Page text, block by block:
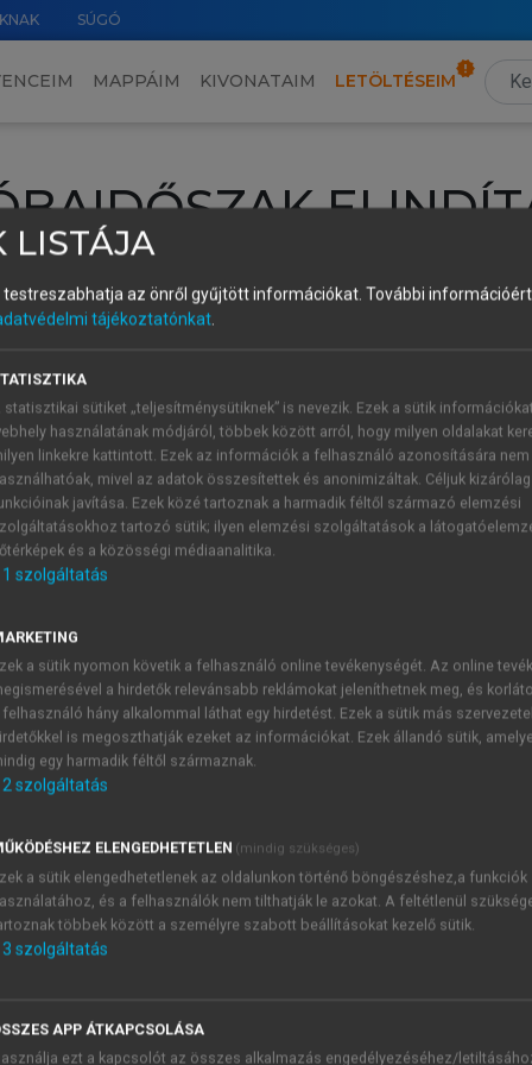
SÚGÓ
MAPPÁIM KIVONATAIM LETÖLTÉSEIM
lépj be a saját fiókoddal, iskolai azonosítóddal vagy
felhasználóként1 óra díjmentes hozzáférésrevagy
vagy hozz
A regisztráció után a
FIÓKKAL
azonosítóval
ÚJ FIÓK
1 óra
JELSZÓ
Kérek értesítést a MeRSZ
Kérek értesítést az
LISTÁJA
testreszabhatja az önről gyűjtött információkat. További
tájékoztatónkat.
statisztikai sütiket „teljesítménysütiknek” is nevezik. Ezek a sütik
használatának módjáról, többek között arról, hogy milyen oldalakat
linkekre kattintott. Ezek az információk a felhasználó azonosítására nem
mivel az adatok összesítettek és anonimizáltak. Céljuk
javítása. Ezek közé tartoznak a harmadik féltől származó elemzési
tartozó sütik; ilyen elemzési szolgáltatások a
és a közösségi médiaanalitika.
1 szolgáltatás
a sütik nyomon követik a felhasználó online tevékenységét. Az online
a hirdetők relevánsabb reklámokat jeleníthetnek meg, és
felhasználó hány alkalommal láthat egy hirdetést. Ezek a sütik más
is megoszthatják ezeket az információkat. Ezek állandó sütik,
egy harmadik féltől származnak.
2szolgáltatás
ELENGEDHETETLEN (mindig szükséges)
a sütik elengedhetetlenek az oldalunkon történő böngészéshez,a funkciók
és a felhasználók nem tilthatják le azokat. A feltétlenül
többek között a személyre szabott beállításokat kezelő sütik.
3 szolgáltatás
APP ÁTKAPCSOLÁSA
ezt a kapcsolót az összes alkalmazás engedélyezéséhez/